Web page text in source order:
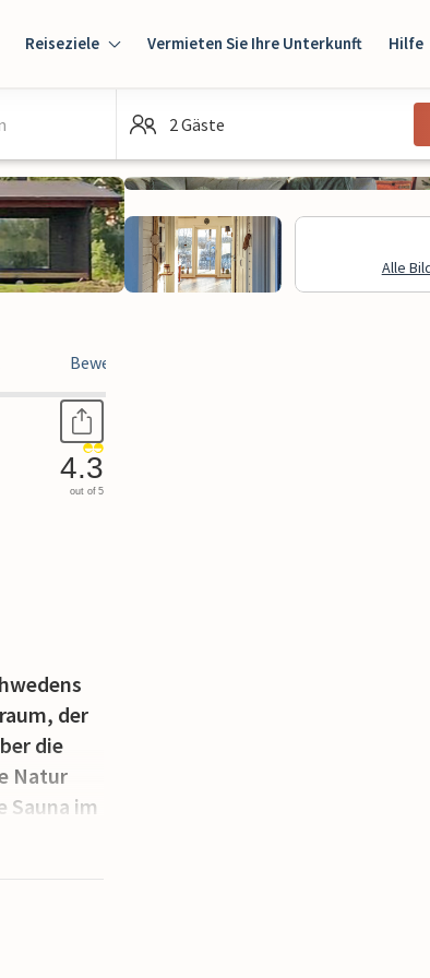
Reiseziele Vermieten Sie Ihre Unterkunft Hilfe
2 Gäste
Alle
Bewertungen
4.3
out of 5
der
die
Natur
Sauna im